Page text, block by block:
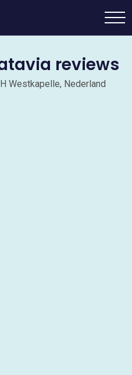
reviews
Westkapelle, Nederland